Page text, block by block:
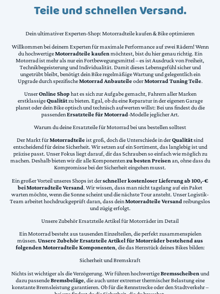
Teile und schnellen Versand.
Dein ultimativer Experten-Shop: Motorradteile kaufen & Bike optimieren
Willkommen bei deinem Experten für maximale Performance auf zwei Rädern! Wenn
du hochwertigeMotorradteile kaufen möchtest, bist du hier genau richtig. Ein
Motorrad ist mehr als nur ein Fortbewegungsmittel – es ist Ausdruck von Freiheit,
Technikbegeisterung und Individualität. Damit dieses Lebensgefühl sicher und
ungetrübt bleibt, benötigt dein Bike regelmäßige Wartung und gelegentlich ein
Upgrade durch spezifischeMotorrad AnbauteileoderMotorrad Tuning Teile.
UnserOnline Shophat es sich zur Aufgabe gemacht, Fahrern aller Marken
erstklassigeQualitätzu bieten. Egal, ob du eine Reparatur in der eigenen Garage
planst oder dein Bike optisch und technisch aufwerten willst: Bei uns findest du die
passendenErsatzteile für Motorrad-Modelle jeglicher Art.
Warum du deine Ersatzteile für Motorrad bei uns bestellen solltest
Der Markt fürMotorradteileist groß, doch die Unterschiede in derQualitätsind
entscheidend für deine Sicherheit. Wir setzen auf ein Sortiment, das langlebig ist und
präzise passt. Unser Fokus liegt darauf, dir das Schrauben so einfach wie möglich zu
machen. Deshalb bieten wir dir alle Komponentenzu besten Preisenan, ohne dass du
Kompromisse bei der Sicherheit eingehen musst.
Ein großer Vorteil unseres Shops ist derschneller kostenloser Lieferung ab 100,-€
bei Motorradteile Versand. Wir wissen, dass man nicht tagelang auf ein Paket
warten möchte, wenn die Sonne scheint und die nächste Tour ansteht. Unser Logistik-
Team arbeitet hochdruckgeprüft daran, dass deinMotorradteile Versand reibungslos
und zügig erfolgt.
Unsere Zubehör Ersatzteile Artikel für Motorräder im Detail
Ein Motorrad besteht aus tausenden Einzelteilen, die perfekt zusammenspielen
müssen. Unsere Zubehör Ersatzteile Artikel für Motorräder bestehend aus
folgenden Motorradteile Komponenten, die das Herzstück deines Bikes bilden:
Sicherheit und Bremskraft
Nichts ist wichtiger als die Verzögerung. Wir führen hochwertigeBremsscheiben und
dazu passendeBremsbeläge, die auch unter extremer thermischer Belastung eine
konstante Bremsleistung garantieren. Ob für die Rennstrecke oder den Stadtverkehr –